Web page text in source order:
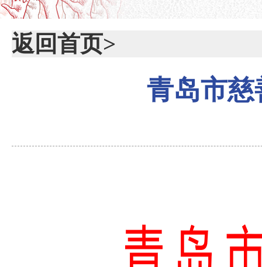
返回首页>
青岛市